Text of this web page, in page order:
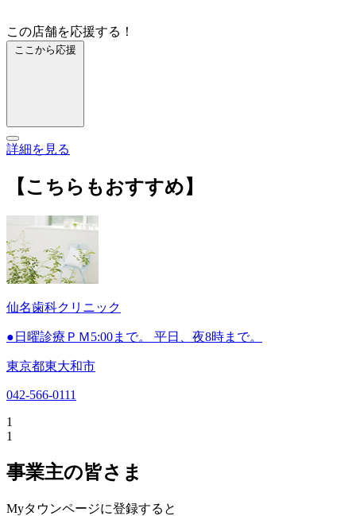
この店舗を応援する！
ここから応援
詳細を見る
【こちらもおすすめ】
仙名歯科クリニック
●日曜診療ＰＭ5:00まで。 平日、夜8時まで。
東京都東大和市
042-566-0111
1
1
事業主の皆さま
Myタウンページに登録すると